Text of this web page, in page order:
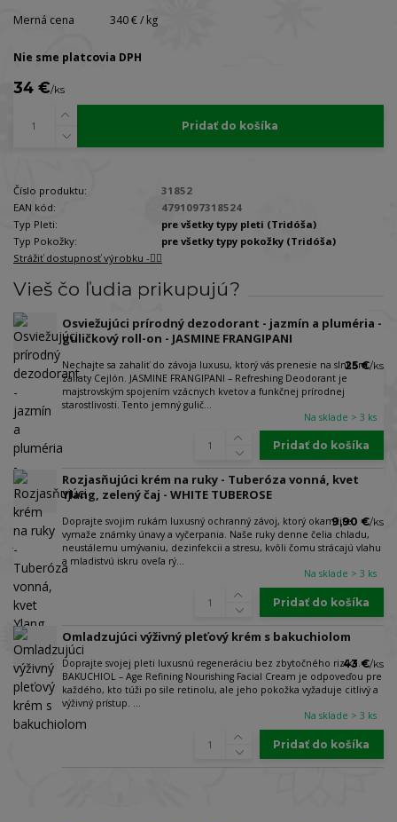
Merná cena
340 € / kg
Nie sme platcovia DPH
34 €/ks
Pridať do košíka
Číslo produktu:
31852
EAN kód:
4791097318524
Typ Pleti:
pre všetky typy pleti (Tridóša)
Typ Pokožky:
pre všetky typy pokožky (Tridóša)
Strážiť dostupnosť výrobku -🐕‍🦺
Vieš čo ľudia prikupujú?
Osviežujúci prírodný dezodorant - jazmín a pluméria -
guličkový roll-on - JASMINE FRANGIPANI
Nechajte sa zahaliť do závoja luxusu, ktorý vás prenesie na slnkom
zaliaty Cejlón. JASMINE FRANGIPANI – Refreshing Deodorant je
majstrovským spojením vzácnych kvetov a funkčnej prírodnej
starostlivosti. Tento jemný gulič...
25 €/ks
Na sklade > 3 ks
Pridať do košíka
Rozjasňujúci krém na ruky - Tuberóza vonná, kvet
Ylang, zelený čaj - WHITE TUBEROSE
Doprajte svojim rukám luxusný ochranný závoj, ktorý okamžite
vymaže známky únavy a vyčerpania. Naše ruky denne čelia chladu,
neustálemu umývaniu, dezinfekcii a stresu, kvôli čomu strácajú vlahu
a mladistvú iskru oveľa rý...
9,90 €/ks
Na sklade > 3 ks
Pridať do košíka
Omladzujúci výživný pleťový krém s bakuchiolom
Doprajte svojej pleti luxusnú regeneráciu bez zbytočného rizika.
BAKUCHIOL – Age Refining Nourishing Facial Cream je odpoveďou pre
každého, kto túži po sile retinolu, ale jeho pokožka vyžaduje citlivý a
výživný prístup. ...
43 €/ks
Na sklade > 3 ks
Pridať do košíka